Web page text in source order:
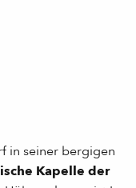
in seiner bergigen
Kapelle der